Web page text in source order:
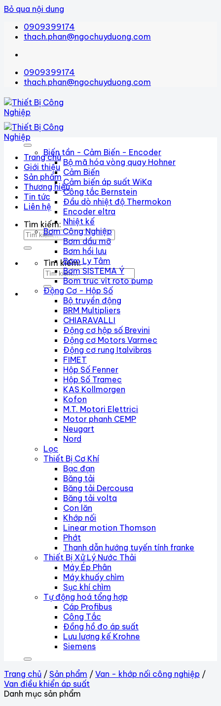
Bỏ qua nội dung
0909399174
thach.phan@ngochuyduong.com
0909399174
thach.phan@ngochuyduong.com
Trang chủ
Giới thiệu
Sản phẩm
Thương hiệu
Tin tức
Liên hệ
Tìm kiếm:
Tìm kiếm:
Biến tần - Cảm Biến - Encoder
Bộ mã hóa vòng quay Hohner
Cảm Biến
Cảm biến áp suất WiKa
Công tắc Bernstein
Đầu dò nhiệt độ Thermokon
Encoder eltra
Nhiệt kế
Bơm Công Nghiệp
Bơm dầu mỡ
Bơm hồi lưu
Bơm Ly Tâm
Bơm SISTEMA Ý
Bom truc vit roto pump
Động Cơ - Hộp Số
Bộ truyền động
BRM Multipliers
CHIARAVALLI
Động cơ hộp số Brevini
Động cơ Motors Varmec
Động cơ rung Italvibras
FIMET
Hộp Số Fenner
Hộp Số Tramec
KAS Kollmorgen
Kofon
M.T. Motori Elettrici
Motor phanh CEMP
Neugart
Nord
Lọc
Thiết Bị Cơ Khí
Bạc đạn
Băng tải
Băng tải Dercousa
Băng tải volta
Con lăn
Khớp nối
Linear motion Thomson
Phớt
Thanh dẫn hướng tuyến tính franke
Thiết Bị Xử Lý Nước Thải
Máy Ép Phân
Máy khuấy chìm
Sục khí chìm
Tự động hoá tổng hợp
Cáp Profibus
Công Tắc
Đồng hồ đo áp suất
Lưu lượng kế Krohne
Siemens
Trang chủ / Sản phẩm / Van - khớp nối công nghiệp /
Van điều khiển áp suất
Danh mục sản phẩm